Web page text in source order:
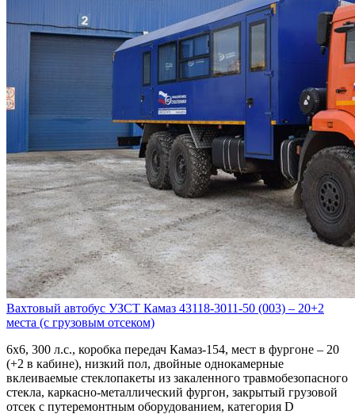
Вахтовый автобус УЗСТ Камаз 43118-3011-50 (003) – 20+2
места (с грузовым отсеком)
6х6, 300 л.с., коробка передач Камаз-154, мест в фургоне – 20
(+2 в кабине), низкий пол, двойные однокамерные
вклеиваемые стеклопакеты из закаленного травмобезопасного
стекла, каркасно-металлический фургон, закрытый грузовой
отсек с путеремонтным оборудованием, категория D